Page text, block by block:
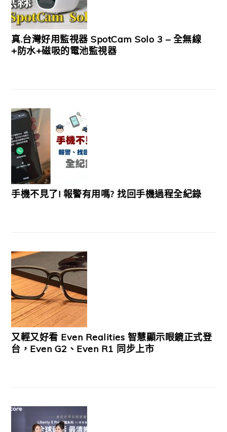
真.台灣好用監視器 SpotCam Solo 3 – 全無線
+防水+磁吸的電池監視器
手機不見了! 報警有用嗎? 找回手機過程全紀錄
又輕又好看 Even Realities 智慧顯示眼鏡正式登
台，Even G2、Even R1 同步上市